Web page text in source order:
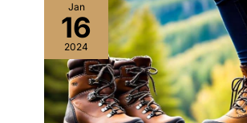
Jan
16
2024